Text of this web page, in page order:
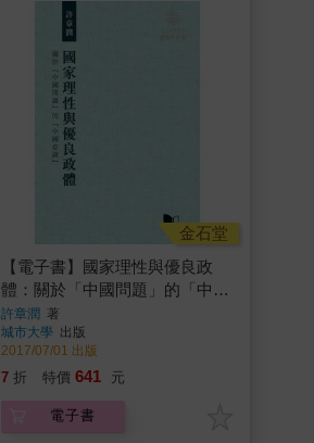
金石堂
【電子書】國家理性與優良政
體：關於「中國問題」的「中國
意識」
許章潤 著
城市大學 出版
2017/07/01 出版
7 折 特價 641 元
電子書